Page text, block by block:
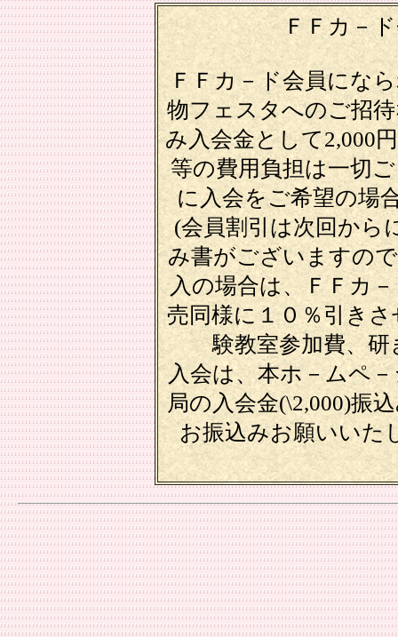
ＦＦカ－
ＦＦカ－ド会員にな
物フェスタへのご招
み入会金として2,000
等の費用負担は一切
に入会をご希望の場
(会員割引は次回から
み書がございますの
入の場合は、ＦＦカ
売同様に１０％引き
験教室参加費、
入会は、本ホ－ムペ
局の入会金(\2,000)振
お振込みお願いいた